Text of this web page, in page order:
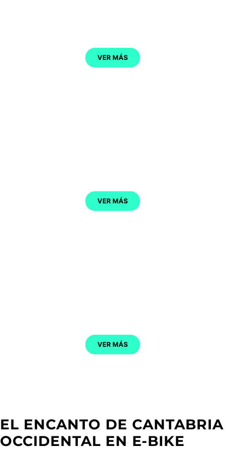
VER MÁS
VER MÁS
VER MÁS
EL ENCANTO DE CANTABRIA
OCCIDENTAL EN E-BIKE